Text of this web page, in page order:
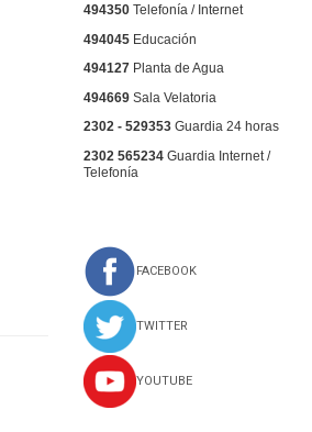
494350 Telefonía / Internet
494045 Educación
494127 Planta de Agua
494669 Sala Velatoria
2302 - 529353 Guardia 24 horas
2302 565234 Guardia Internet /
Telefonía
FACEBOOK
TWITTER
YOUTUBE